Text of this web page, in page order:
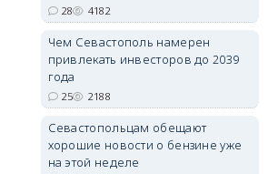
28 4182
Чем Севастополь намерен
привлекать инвесторов до 2039
года
25 2188
Севастопольцам обещают
хорошие новости о бензине уже
на этой неделе